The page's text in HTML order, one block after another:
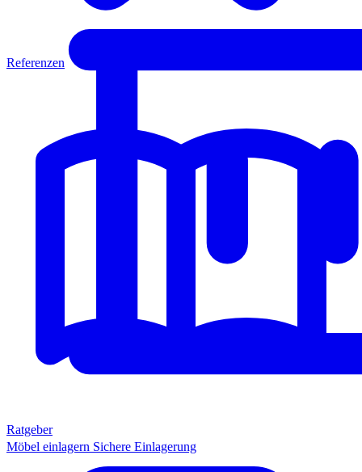
Möbel einlagern Sichere Einlagerung
Referenzen
Ratgeber